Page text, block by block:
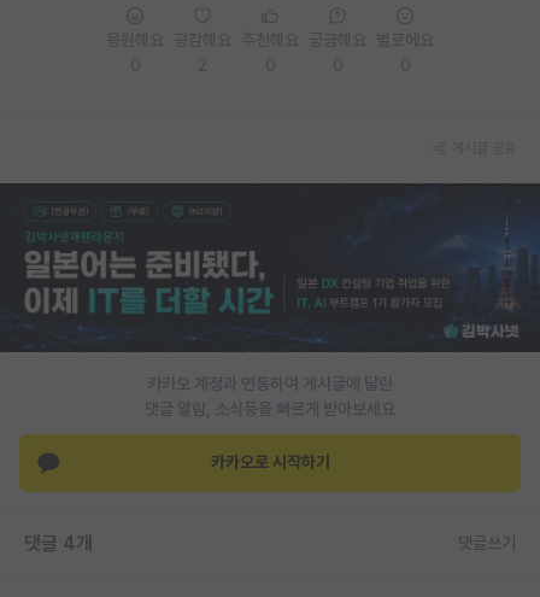
카카오 계정과 연동하여 게시글에 달린
댓글 알람, 소식등을 빠르게 받아보세요
카카오로 시작하기
댓글 4개 댓글쓰기